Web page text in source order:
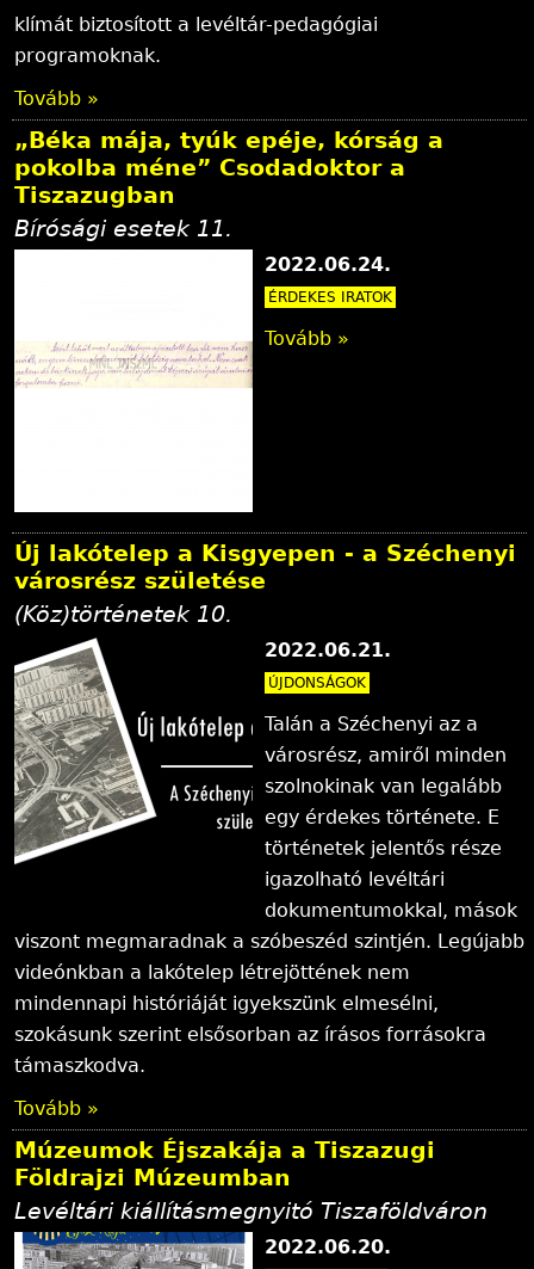
klímát biztosított a levéltár-pedagógiai
programoknak.
Tovább »
„Béka mája, tyúk epéje, kórság a
pokolba méne” Csodadoktor a
Tiszazugban
Bírósági esetek 11.
2022.06.24.
ÉRDEKES IRATOK
Tovább »
Új lakótelep a Kisgyepen - a Széchenyi
városrész születése
(Köz)történetek 10.
2022.06.21.
ÚJDONSÁGOK
Talán a Széchenyi az a
városrész, amiről minden
szolnokinak van legalább
egy érdekes története. E
történetek jelentős része
igazolható levéltári
dokumentumokkal, mások
viszont megmaradnak a szóbeszéd szintjén. Legújabb
videónkban a lakótelep létrejöttének nem
mindennapi históriáját igyekszünk elmesélni,
szokásunk szerint elsősorban az írásos forrásokra
támaszkodva.
Tovább »
Múzeumok Éjszakája a Tiszazugi
Földrajzi Múzeumban
Levéltári kiállításmegnyitó Tiszaföldváron
2022.06.20.